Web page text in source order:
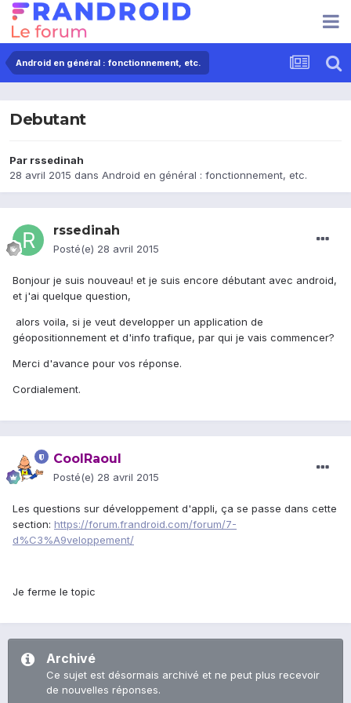
Android en général : fonctionnement, etc.
Debutant
Par rssedinah
28 avril 2015 dans Android en général : fonctionnement, etc.
rssedinah
Posté(e) 28 avril 2015
Bonjour je suis nouveau! et je suis encore débutant avec android,
et j'ai quelque question,
alors voila, si je veut developper un application de
géopositionnement et d'info trafique, par qui je vais commencer?
Merci d'avance pour vos réponse.
Cordialement.
CoolRaoul
Posté(e) 28 avril 2015
Les questions sur développement d'appli, ça se passe dans cette
section: https://forum.frandroid.com/forum/7-
d%C3%A9veloppement/
Je ferme le topic
Archivé
Ce sujet est désormais archivé et ne peut plus recevoir
de nouvelles réponses.